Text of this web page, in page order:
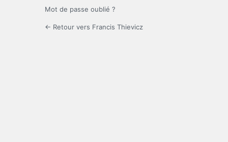
Mot de passe oublié ?
← Retour vers Francis Thievicz